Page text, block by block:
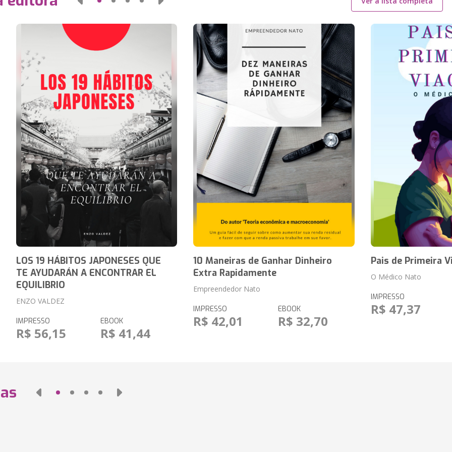
LOS 19 HÁBITOS JAPONESES QUE
TE AYUDARÁN A ENCONTRAR EL
EQUILIBRIO
ENZO VALDEZ
IMPRESSO
R$ 56,15
EBOOK
R$ 41,44
10 Maneiras de Ganhar Dinheiro
Extra Rapidamente
Empreendedor Nato
IMPRESSO
R$ 42,01
EBOOK
R$ 32,70
Pais de Primeira
O Médico Nato
IMPRESSO
R$ 47,37